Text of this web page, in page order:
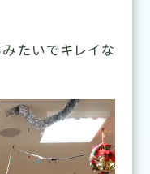
たいでキレイな